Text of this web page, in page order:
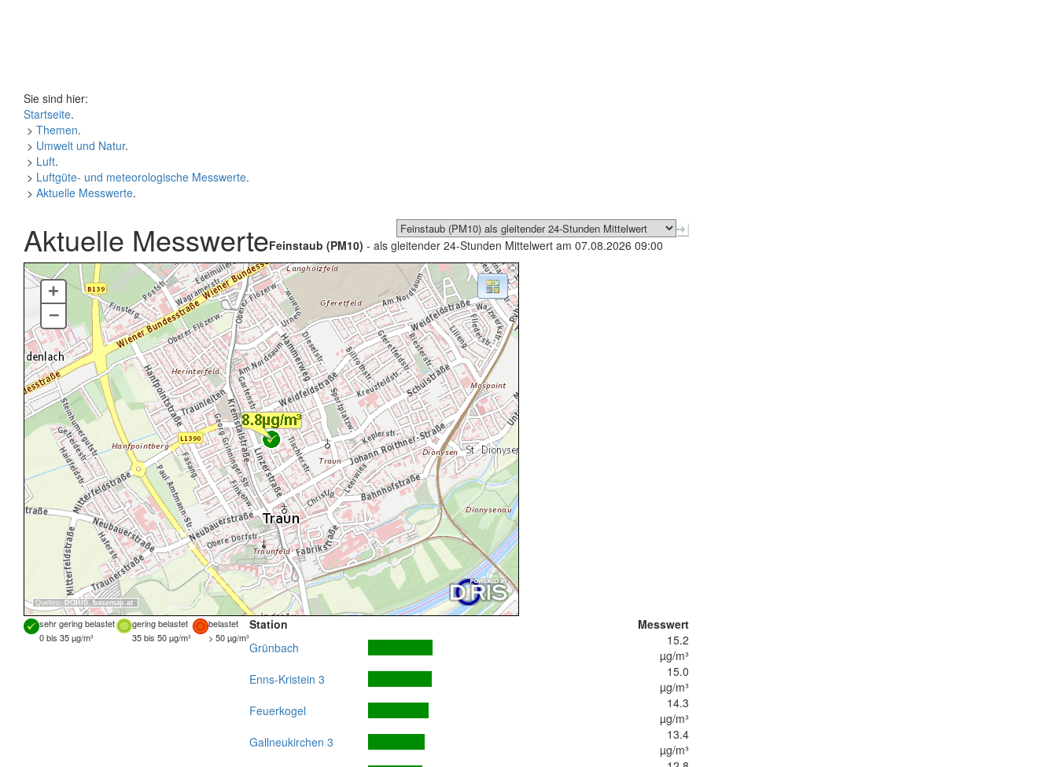
Sie sind hier:
Startseite.
> Themen.
> Umwelt und Natur.
> Luft.
> Luftgüte- und meteorologische Messwerte.
> Aktuelle Messwerte.
Aktuelle MesswerteFeinstaub (PM10) - als gleitender 24-Stunden Mittelwert am 07.08.2026 09:00
Quellen: DORIS, basemap.at
+
–
sehr gering belastet gering belastet
belastet
0 bis 35 µg/m³
35 bis 50 µg/m³ > 50 µg/m³
Station
Messwert
Grünbach
15.2
µg/m³
Enns-Kristein 3
15.0
µg/m³
Feuerkogel
14.3
µg/m³
Gallneukirchen 3
13.4
µg/m³